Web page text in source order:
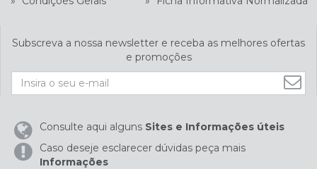
Subscreva a nossa newsletter e receba as melhores ofertas
e promoções
Consulte aqui alguns Sites e Informações úteis
Caso deseje esclarecer dúvidas peça mais
Informações